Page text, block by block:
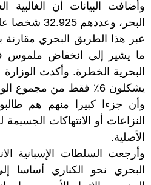
وأضافت البيانات أن
ما يشير إلى انخفاض ملموس
البحرية الخطرة. وأكدت الوزارة
يشكلون 6٪ فقط من مجموع
وأن جزءا كبيرا منهم هم
النزاعات أو الانتهاكات
الأصلية.
وأرجعت السلطات الإسبانية
البحري نحو الكناري أساسا